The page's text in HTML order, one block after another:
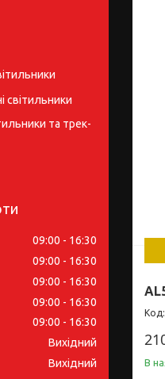
В
світильники
та трек-
09:00 16:30
09:00 16:30
09:00 16:30
09:00 16:30
09:00 16:30
Вихідний
Вихідний